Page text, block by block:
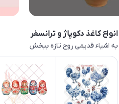
انواع کاغذ دکوپاژ و ترانسفر
به اشیاء قدیمی روح تازه ببخش